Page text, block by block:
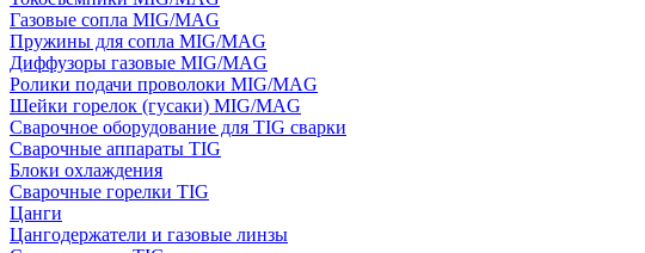
Газовые сопла MIG/MAG
Пружины для сопла MIG/MAG
Диффузоры газовые MIG/MAG
Ролики подачи проволоки MIG/MAG
Шейки горелок (гусаки) MIG/MAG
Сварочное оборудование для TIG сварки
Сварочные аппараты TIG
Блоки охлаждения
Сварочные горелки TIG
Цанги
Цангодержатели и газовые линзы